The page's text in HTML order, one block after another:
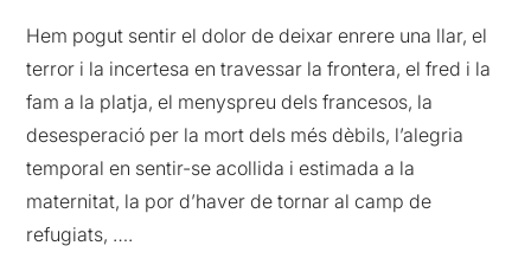
Hem pogut sentir el dolor de deixar enrere una llar, el
terror i la incertesa en travessar la frontera, el fred i la
fam a la platja, el menyspreu dels francesos, la
desesperació per la mort dels més dèbils, l’alegria
temporal en sentir-se acollida i estimada a la
maternitat, la por d’haver de tornar al camp de
refugiats, ….